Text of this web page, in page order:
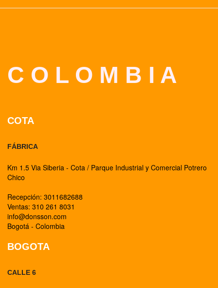
C O L O M B I A
COTA
FÁBRICA
Km 1.5 Via Siberia - Cota / Parque Industrial y Comercial Potrero
Chico
Recepción: 3011682688
Ventas: 310 261 8031
info@donsson.com
Bogotá - Colombia
BOGOTA
CALLE 6